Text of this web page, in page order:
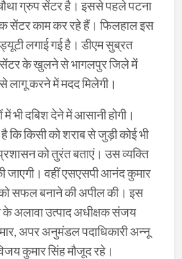
चौथा ग्रुप सेंटर है। इससे पहले पटना
सेंटर काम कर रहे हैं। फिलहाल इस
लगाई गई है। डीएम सुब्रत
के खुलने से भागलपुर जिले में
लागू करने में मदद मिलेगी।
भी दबिश देने में आसानी होगी।
कि किसी को शराब से जुड़ी कोई भी
को तुरंत बताएं। उस व्यक्ति
जाएगी। वहीं एसएसपी आनंद कुमार
को सफल बनाने की अपील की। इस
के अलावा उत्पाद अधीक्षक संजय
अपर अनुमंडल पदाधिकारी अन्नू
कुमार सिंह मौजूद रहे।